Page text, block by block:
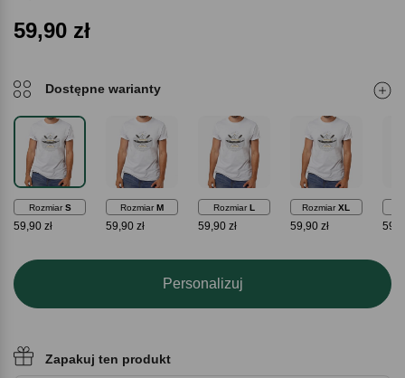
59,90 zł
Dostępne warianty
Rozmiar S
59,90 zł
Rozmiar M
59,90 zł
Rozmiar L
59,90 zł
RozmiarXL
59,90 zł
Personalizuj
Zapakuj ten produkt